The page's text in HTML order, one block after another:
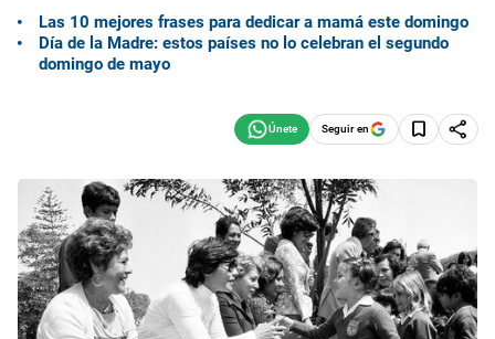
Las 10 mejores frases para dedicar a mamá este domingo
Día de la Madre: estos países no lo celebran el segundo
domingo de mayo
Seguir en